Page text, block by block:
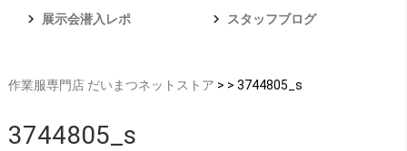
展示会潜入レポ
スタッフブログ
作業服専門店 だいまつネットストア > > 3744805_s
3744805_s